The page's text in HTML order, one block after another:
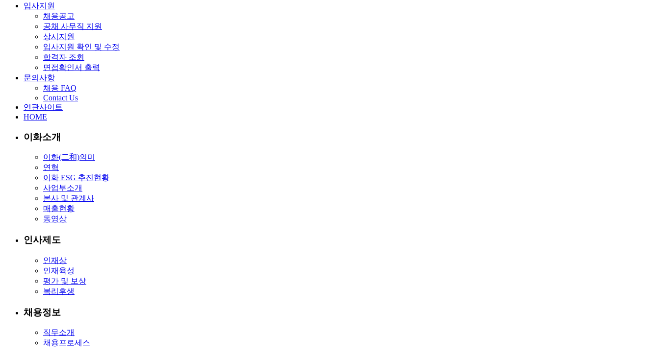
입사지원
채용공고
공채 사무직 지원
상시지원
입사지원 확인 및 수정
합격자 조회
면접확인서 출력
문의사항
채용 FAQ
Contact Us
연관사이트
HOME
이화소개
이화(二和)의미
연혁
이화 ESG 추진현황
사업부소개
본사 및 관계사
매출현황
동영상
인사제도
인재상
인재육성
평가 및 보상
복리후생
채용정보
직무소개
채용프로세스